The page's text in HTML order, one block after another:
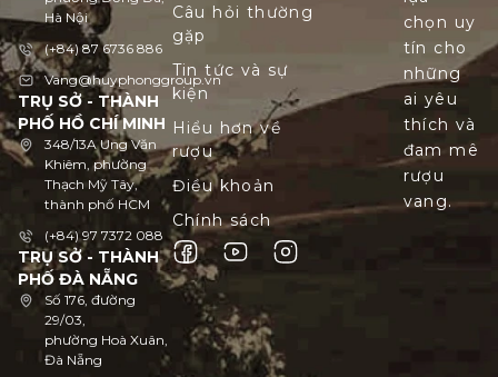
Hà Nội
(+84) 87 6736 886
Vang@huyphonggroup.vn
TRỤ SỞ - THÀNH
PHỐ HỒ CHÍ MINH
348/13A Ung Văn
Khiêm, phường
Thạch Mỹ Tây,
thành phố HCM
(+84) 97 7372 088
TRỤ SỞ - THÀNH
PHỐ ĐÀ NẴNG
Số 176, đường
29/03,
phường Hoà Xuân,
Đà Nẵng
Câu hỏi thường
gặp
Tin tức và sự
kiện
Hiểu hơn về
rượu
Điều khoản
Chính sách
chọn uy
tín cho
những
ai yêu
thích và
đam mê
rượu
vang.